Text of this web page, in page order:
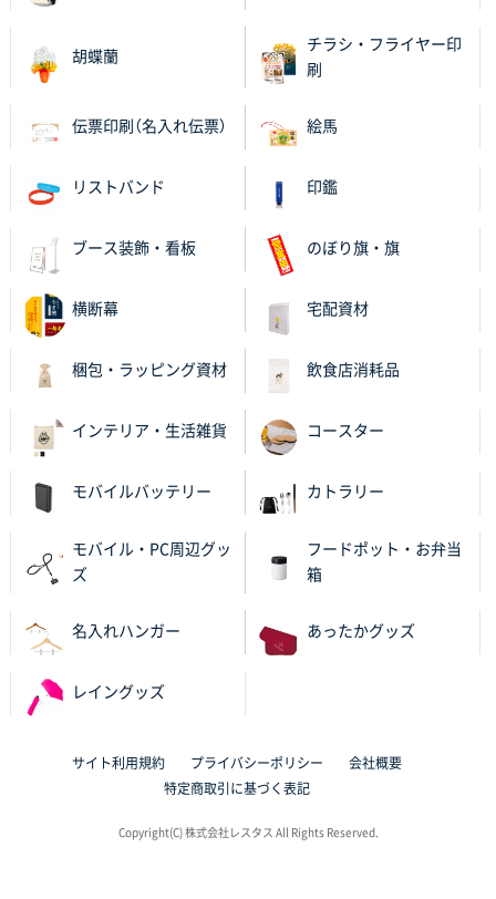
昨年利用した時に、納期と金額面でかなり業者さんを
比較して決めさせていただきました。 昨年注文分も、
納期がギリギリだったにも関わらず、丁寧に対応して
対応を頂いており助かっております。
和歌山県S社様
2025年11月05日 11:13
不織布スクエアトート(A4サイズ)
2025年10月28日 17:10
ワンポイントポリ袋 A4サイズ
1000枚
サイトが見やすい
ワンポイントポリ袋 A4サイズ
サイト構成が解りやすかったから
ブックメモ付箋
200枚
胡蝶蘭
チラシ・フライヤー印
刷
伝票印刷（名入れ伝票） 絵馬
リストバンド 印鑑
ブース装飾・看板 のぼり旗・旗
横断幕 宅配資材
梱包・ラッピング資材 飲食店消耗品
インテリア・生活雑貨 コースター
モバイルバッテリー カトラリー
モバイル・PC周辺グッ
ズ
フードポット・お弁当
箱
名入れハンガー あったかグッズ
レイングッズ
サイト利用規約 プライバシーポリシー
会社概要
特定商取引に基づく表記
Copyright(C) 株式会社レスタス All Rights Reserved.